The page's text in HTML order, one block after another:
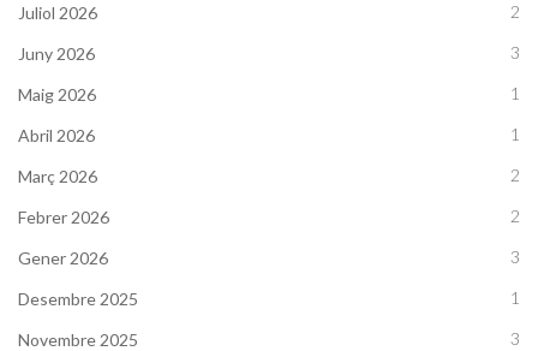
Juliol 2026 2
Juny 2026 3
Maig 2026 1
Abril 2026 1
Març 2026 2
Febrer 2026 2
Gener 2026 3
Desembre 2025 1
Novembre 2025 3